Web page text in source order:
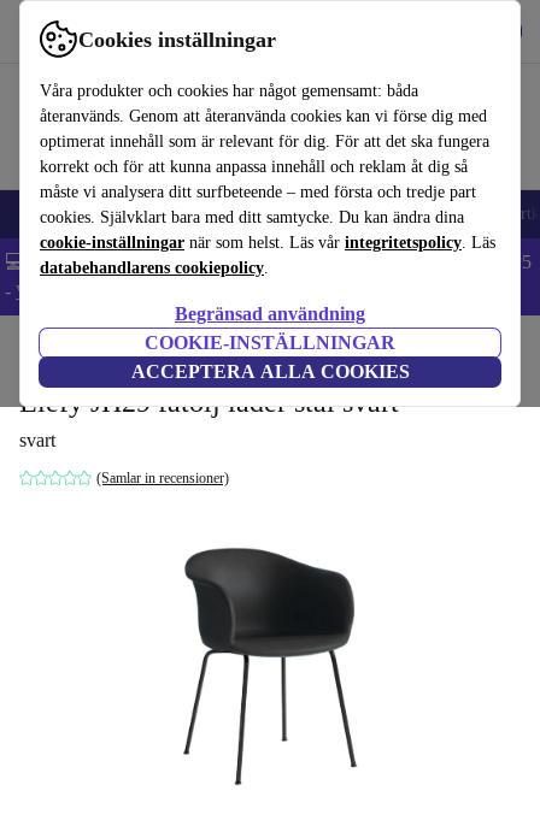
Cookies inställningar
Våra produkter och cookies har något gemensamt: båda
återanvänds. Genom att återanvända cookies kan vi förse dig med
optimerat innehåll som är relevant för dig. För att det ska fungera
korrekt och för att kunna anpassa innehåll och reklam åt dig så
måste vi analysera ditt surfbeteende – med första och tredje part
cookies. Självklart bara med ditt samtycke. Du kan ändra dina
cookie-inställningar när som helst. Läs vår integritetspolicy. Läs
databehandlarens cookiepolicy.
Begränsad användning
COOKIE-INSTÄLLNINGAR
ACCEPTERA ALLA COOKIES
Använd refurbed snabbt och enkelt
🎒 Back to school Mobiltelefoner Bärbara datorer Surfplattor
💻 Extra 5% rabatt på alla MacBooks och laptops - Code: LAPTOP5
- Villkor
Hushåll Möbler
Elefy JH29 fåtölj läder stål svart
svart
(Samlar in recensioner)